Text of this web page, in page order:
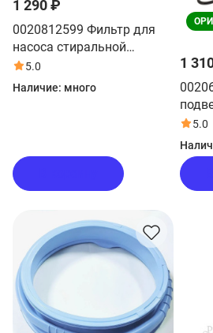
1 290 ₽
0020812599 Фильтр для
насоса стиральной
машины Haier
5.0
Наличие: много
1
5.0